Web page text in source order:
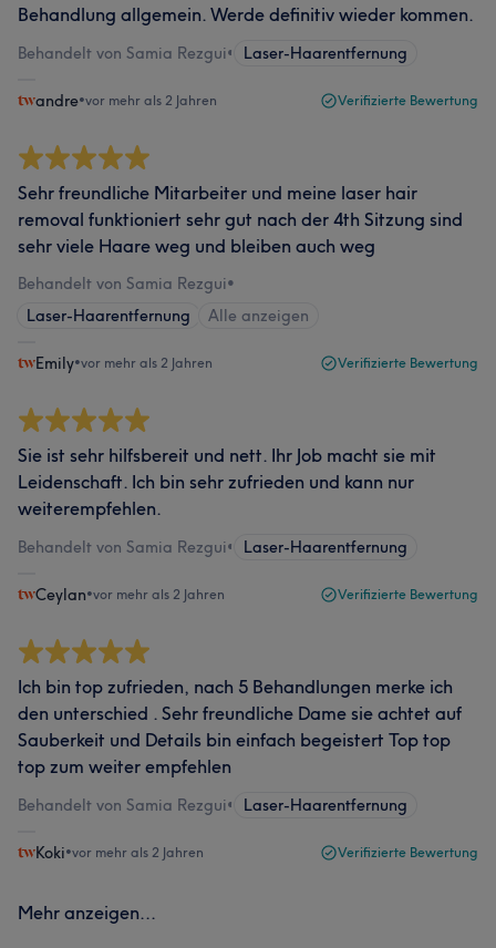
Behandlung allgemein. Werde definitiv wieder kommen.
Behandelt von Samia Rezgui• Laser-Haarentfernung
andre•vor mehr als 2 Jahren Verifizierte Bewertung
Sehr freundliche Mitarbeiter und meine laser hair
removal funktioniert sehr gut nach der 4th Sitzung sind
sehr viele Haare weg und bleiben auch weg
Behandelt von Samia Rezgui•
Laser-Haarentfernung
Alle anzeigen
Emily•vor mehr als 2 Jahren Verifizierte Bewertung
Sie ist sehr hilfsbereit und nett. Ihr Job macht sie mit
Leidenschaft. Ich bin sehr zufrieden und kann nur
weiterempfehlen.
Behandelt von Samia Rezgui• Laser-Haarentfernung
Ceylan•vor mehr als 2 Jahren Verifizierte Bewertung
Ich bin top zufrieden, nach 5 Behandlungen merke ich
den unterschied . Sehr freundliche Dame sie achtet auf
Sauberkeit und Details bin einfach begeistert Top top
top zum weiter empfehlen
Behandelt von Samia Rezgui• Laser-Haarentfernung
Koki•vor mehr als 2 Jahren Verifizierte Bewertung
Mehr anzeigen...